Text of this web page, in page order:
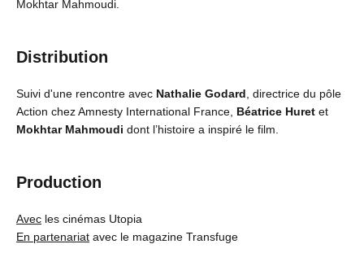
Mokhtar Mahmoudi.
Distribution
Suivi d'une rencontre avec Nathalie Godard, directrice du pôle
Action chez Amnesty International France, Béatrice Huret et
Mokhtar Mahmoudi dont l’histoire a inspiré le film.
Production
Avec les cinémas Utopia
En partenariat avec le magazine Transfuge